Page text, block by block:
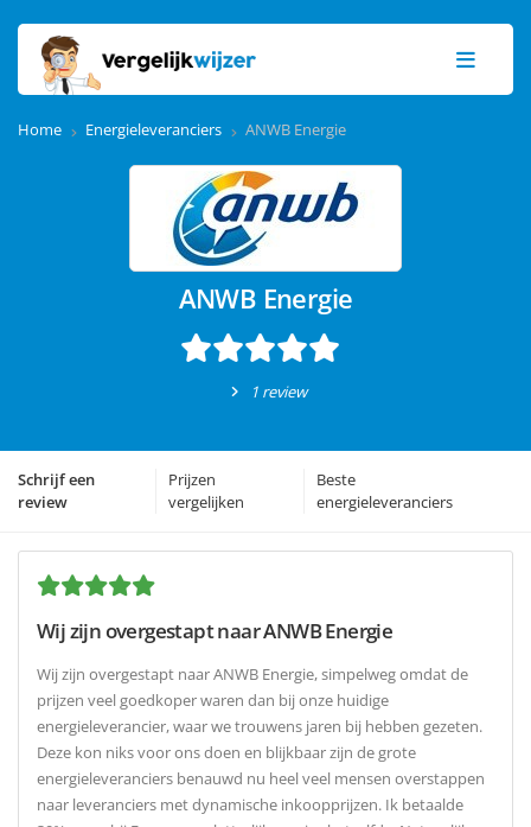
Home Energieleveranciers ANWB Energie
ANWB Energie
1 review
Schrijf een
review
Prijzen
vergelijken
Beste
energieleveranciers
Wij zijn overgestapt naar ANWB Energie
Wij zijn overgestapt naar ANWB Energie, simpelweg omdat de
prijzen veel goedkoper waren dan bij onze huidige
energieleverancier, waar we trouwens jaren bij hebben gezeten.
Deze kon niks voor ons doen en blijkbaar zijn de grote
energieleveranciers benauwd nu heel veel mensen overstappen
naar leveranciers met dynamische inkoopprijzen. Ik betaalde